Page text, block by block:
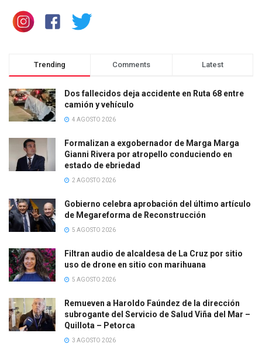
Trending Comments Latest
Dos fallecidos deja accidente en Ruta 68 entre
camión y vehículo
4 AGOSTO 2026
Formalizan a exgobernador de Marga Marga
Gianni Rivera por atropello conduciendo en
estado de ebriedad
2 AGOSTO 2026
Gobierno celebra aprobación del último artículo
de Megareforma de Reconstrucción
5 AGOSTO 2026
Filtran audio de alcaldesa de La Cruz por sitio
uso de drone en sitio con marihuana
5 AGOSTO 2026
Remueven a Haroldo Faúndez de la dirección
subrogante del Servicio de Salud Viña del Mar –
Quillota – Petorca
3 AGOSTO 2026